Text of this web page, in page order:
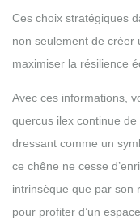
Ces choix stratégiques
non seulement de créer
maximiser la résilience
Avec ces informations,
quercus ilex continue
dressant comme un
ce chêne ne cesse
intrinsèque que par son
pour profiter d’un